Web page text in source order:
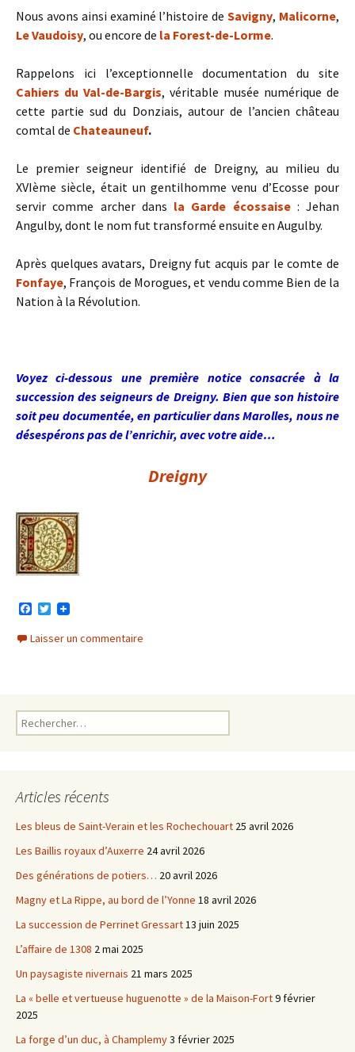
Nous avons ainsi examiné l’histoire deSavigny, Malicorne,
Le Vaudoisy, ou encore de la Forest-de-Lorme.
Rappelons ici l’exceptionnelle documentation du site
Cahiers du Val-de-Bargis, véritable musée numérique de
cette partie sud du Donziais, autour de l’ancien château
comtal de Chateauneuf.
Le premier seigneur identifié de Dreigny, au milieu du
XVIème siècle, était un gentilhomme venu d’Ecosse pour
servir comme archer dans la Garde écossaise: Jehan
Angulby, dont le nom fut transformé ensuite en Augulby.
Après quelques avatars, Dreigny fut acquis par le comte de
Fonfaye, François de Morogues, et vendu comme Bien de la
Nation à la Révolution.
Voyez ci-dessous une première notice consacrée à la
succession des seigneurs de Dreigny. Bien que son histoire
soit peu documentée, en particulier dans Marolles, nous ne
désespérons pas de l’enrichir, avec votre aide…
Dreigny
c
e
T
i
t
Laisser un commentaire
Rechercher :
Articles récents
Les bleus de Saint-Verain et les Rochechouart 25 avril 2026
Les Baillis royaux d’Auxerre 24 avril 2026
Des générations de potiers… 20 avril 2026
Magny et La Rippe, au bord de l’Yonne 18 avril 2026
La succession de Perrinet Gressart13 juin 2025
L’affaire de 1308 2 mai 2025
Un paysagiste nivernais 21 mars 2025
La « belle et vertueuse huguenotte » de la Maison-Fort9 février
2025
La forge d’un duc, à Champlemy3 février 2025